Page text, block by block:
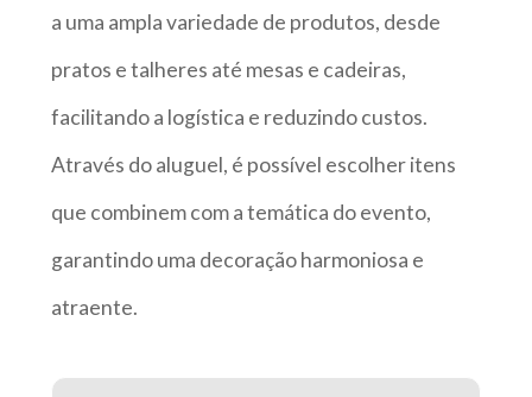
a uma ampla variedade de produtos, desde
pratos e talheres até mesas e cadeiras,
facilitando a logística e reduzindo custos.
Através do aluguel, é possível escolher itens
que combinem com a temática do evento,
garantindo uma decoração harmoniosa e
atraente.